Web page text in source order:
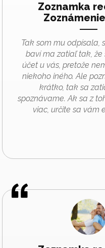
Zoznamka
Tak som mu odpísala,
baví ma zatiaľ tak, že
účet u vás, pretože
niekoho iného. Ale
krátko, tak sa
spoznávame. Ak sa z
viac, určite sa vám